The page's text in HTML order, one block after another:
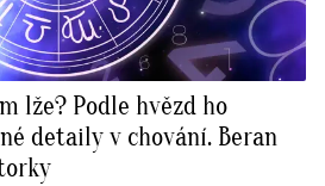
lže? Podle hvězd ho
detaily v chování. Beran